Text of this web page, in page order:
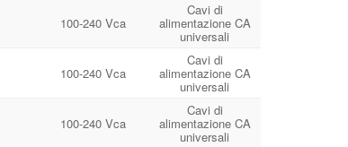
100-240 Vca
Cavi di
alimentazione CA
universali
100-240 Vca
Cavi di
alimentazione CA
universali
100-240 Vca
Cavi di
alimentazione CA
universali